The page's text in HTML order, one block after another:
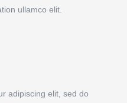
ullamco elit.
adipiscing elit, sed do